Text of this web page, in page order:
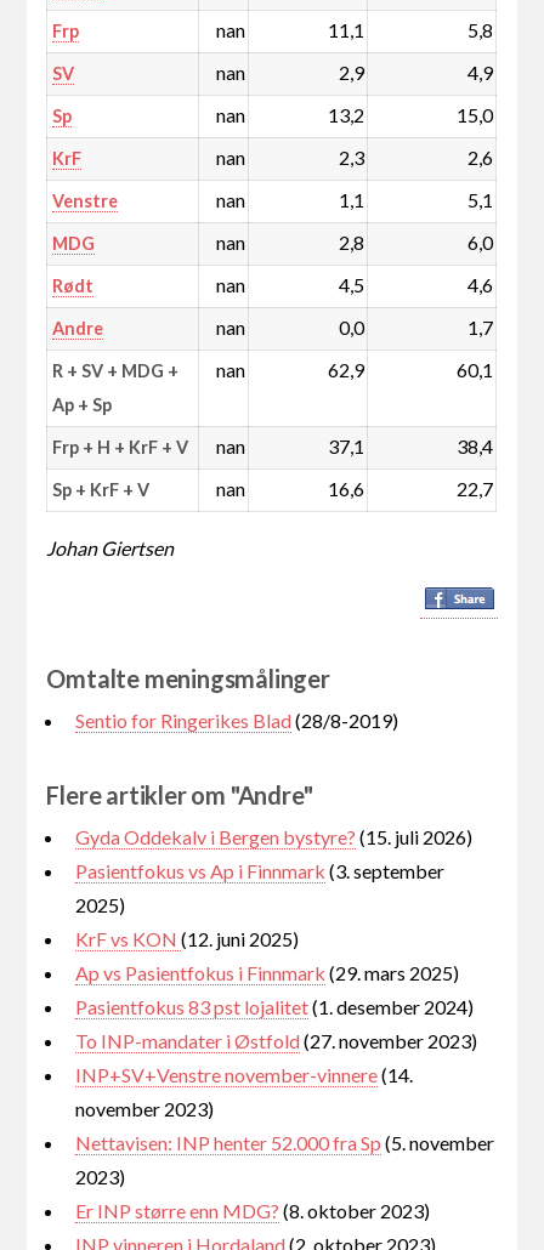
Frp nan 11,1 5,8
SV nan 2,9 4,9
Sp nan 13,2 15,0
KrF nan 2,3 2,6
Venstre nan 1,1 5,1
MDG nan 2,8 6,0
Rødt nan 4,5 4,6
Andre nan 0,0 1,7
R + SV + MDG +
Ap + Sp
nan 62,9 60,1
Frp + H + KrF + V nan 37,1 38,4
Sp + KrF + V nan 16,6 22,7
Johan Giertsen
Omtalte meningsmålinger
Sentio for Ringerikes Blad(28/8-2019)
Flere artikler om "Andre"
Gyda Oddekalv i Bergen bystyre? (15. juli 2026)
Pasientfokus vs Ap i Finnmark (3. september
2025)
KrF vs KON(12. juni 2025)
Ap vs Pasientfokus i Finnmark (29. mars 2025)
Pasientfokus 83 pst lojalitet(1. desember 2024)
To INP-mandater i Østfold(27. november 2023)
INP+SV+Venstre november-vinnere(14.
november 2023)
Nettavisen: INP henter 52.000 fra Sp (5. november
2023)
Er INP større enn MDG? (8. oktober 2023)
INP vinneren i Hordaland(2. oktober 2023)